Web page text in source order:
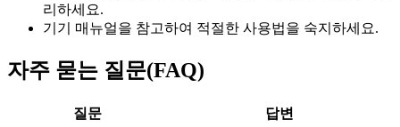
리하세요.
기기 매뉴얼을 참고하여 적절한 사용법을 숙지하세요.
자주 묻는 질문(FAQ)
질문
답변